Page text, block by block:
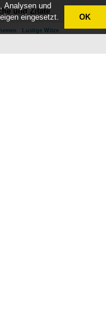
und Zitate
Lustige Witze
Analysen und
eingesetzt.
OK